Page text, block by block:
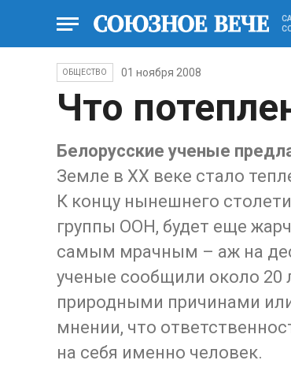
ОБЩЕСТВО 01 ноября 2008
Что
Белорусские ученые
Земле в XX веке стало
К концу нынешнего
группы ООН, будет еще
самым мрачным – аж на
ученые сообщили около 20
природными причинами
мнении, что
на себя именно человек.